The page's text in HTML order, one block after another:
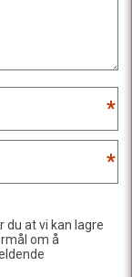
*
*
du at vi kan lagre
om å